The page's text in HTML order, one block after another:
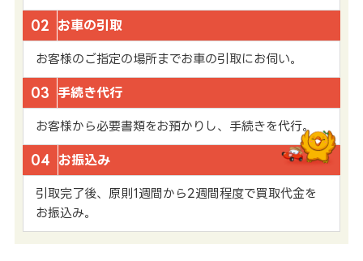
02 お車の引取
お客様のご指定の場所までお車の引取にお伺い。
03 手続き代行
お客様から必要書類をお預かりし、手続きを代行。
04 お振込み
引取完了後、原則1週間から2週間程度で買取代金を
お振込み。